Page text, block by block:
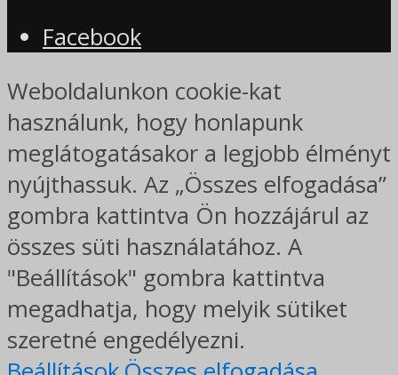
Facebook
Weboldalunkon cookie-kat
használunk, hogy honlapunk
meglátogatásakor a legjobb élményt
nyújthassuk. Az „Összes elfogadása”
gombra kattintva Ön hozzájárul az
összes süti használatához. A
"Beállítások" gombra kattintva
megadhatja, hogy melyik sütiket
szeretné engedélyezni.